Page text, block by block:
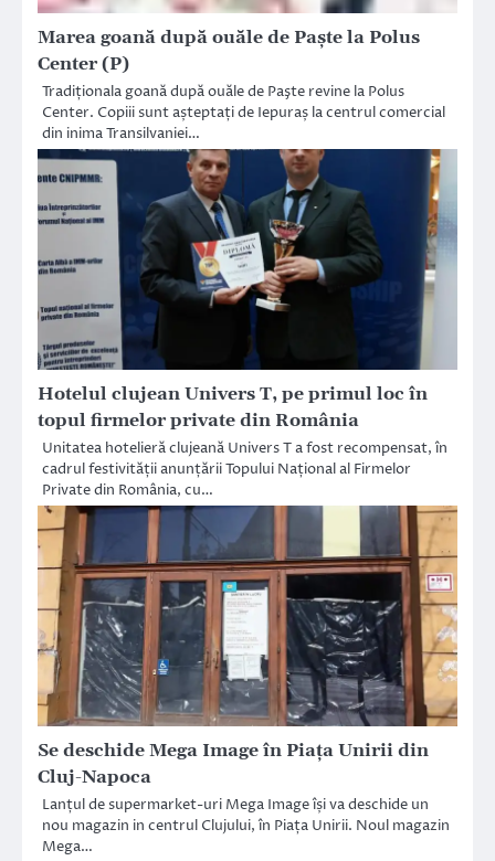
Marea goană după ouăle de Paşte la Polus
Center (P)
Tradiționala goană după ouăle de Paşte revine la Polus
Center. Copiii sunt așteptați de Iepuraș la centrul comercial
din inima Transilvaniei…
Hotelul clujean Univers T, pe primul loc în
topul firmelor private din România
Unitatea hotelieră clujeană Univers T a fost recompensat, în
cadrul festivității anunțării Topului Național al Firmelor
Private din România, cu…
Se deschide Mega Image în Piața Unirii din
Cluj-Napoca
Lanțul de supermarket-uri Mega Image își va deschide un
nou magazin in centrul Clujului, în Piața Unirii. Noul magazin
Mega…